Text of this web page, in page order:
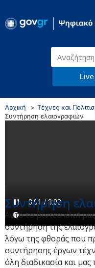
Αρχική Τέχνες και
Συντήρηση ελαιογραφιών
Συντήρηση
Αυτό το βίντεο κλιπ
συντήρηση της
λόγω της φθοράς που
συντήρησης έργων
όλη διαδικασία και